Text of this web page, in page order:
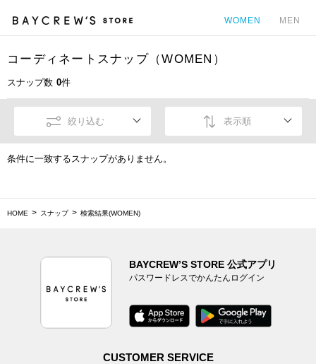
WOMEN MEN
コーディネートスナップ（WOMEN）
スナップ数 0件
絞り込む 表示順
条件に一致するスナップがありません。
HOME スナップ 検索結果(WOMEN)
BAYCREW’S STORE 公式アプリ
パスワードレスでかんたんログイン
CUSTOMER SERVICE